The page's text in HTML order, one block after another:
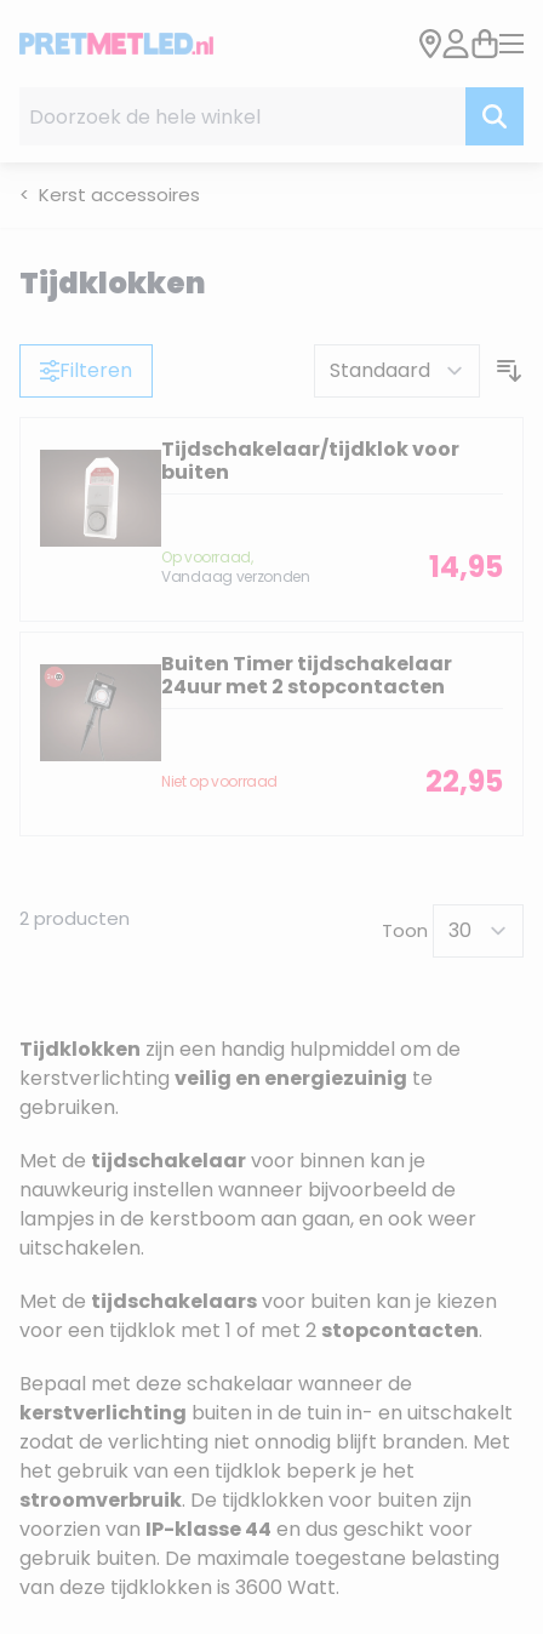
Kerst accessoires
Tijdklokken
Filteren
Tijdschakelaar/tijdklok voor
buiten
Op voorraad,
Vandaag verzonden
14,95
Buiten Timer tijdschakelaar
24uur met 2 stopcontacten
Niet op voorraad 22,95
2 producten Toon
Tijdklokken zijn een handig hulpmiddel om de
kerstverlichting veilig en energiezuinig te
gebruiken.
Met de tijdschakelaarvoor binnen kan je
nauwkeurig instellen wanneer bijvoorbeeld de
lampjes in de kerstboom aan gaan, en ook weer
uitschakelen.
Met de tijdschakelaarsvoor buiten kan je kiezen
voor een tijdklok met 1 of met 2 stopcontacten.
Bepaal met deze schakelaar wanneer de
kerstverlichting buiten in de tuin in- en uitschakelt
zodat de verlichting niet onnodig blijft branden. Met
het gebruik van een tijdklok beperk je het
stroomverbruik. De tijdklokken voor buiten zijn
voorzien van IP-klasse 44 en dus geschikt voor
gebruik buiten. De maximale toegestane belasting
van deze tijdklokken is 3600 Watt.